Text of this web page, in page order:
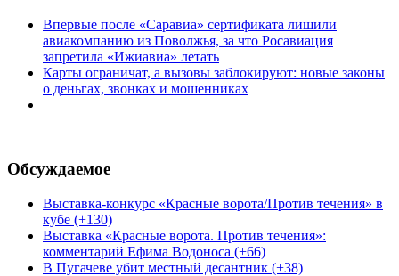
Впервые после «Саравиа» сертификата лишили
авиакомпанию из Поволжья, за что Росавиация
запретила «Ижиавиа» летать
Карты ограничат, а вызовы заблокируют: новые законы
о деньгах, звонках и мошенниках
Обсуждаемое
Выставка-конкурс «Красные ворота/Против течения» в
кубе (+130)
Выставка «Красные ворота. Против течения»:
комментарий Ефима Водоноса (+66)
В Пугачеве убит местный десантник (+38)